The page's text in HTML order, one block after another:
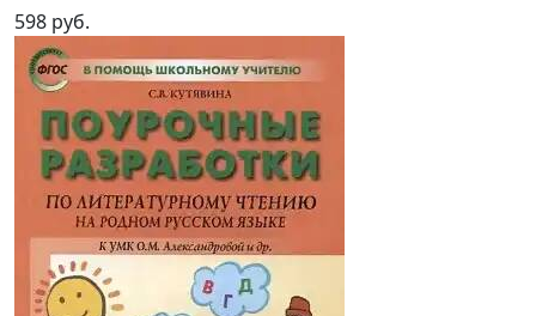
598 руб.